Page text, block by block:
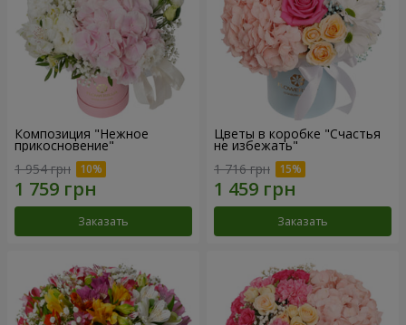
Композиция "Нежное
прикосновение"
1 954 грн
Заказать
Цветы в коробке "Счастья
не избежать"
1 716 грн
Заказать